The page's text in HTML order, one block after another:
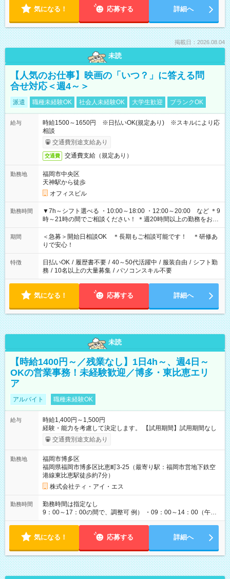
気になる！ 応募する 詳細へ
掲載日：2026.08.04
未読
【人気のお仕事】映画の「いつ？」に答える問
合せ対応＜週4～＞
派遣 職種未経験OK 社会人未経験OK 大学生歓迎 ブランクOK
給与
時給1500～1650円 ※日払いOK(規定あり) ※スキルにより応
相談
交通費別途支給あり
交通費 交通費支給（規定あり）
勤務地
福岡市中央区
天神駅から徒歩
オフィスビル
勤務時間
▼7h～シフト選べる ・10:00～18:00 ・12:00～20:00 など ＊9
時～21時の間でご相談ください！ ＊週20時間以上の勤務をお願
いします
期間
＜急募＞開始日相談OK ＊長期もご相談可能です！ ＊研修あ
りで安心！
特徴 日払いOK / 履歴書不要 / 40～50代活躍中 / 服装自由 / シフト勤
務 / 10名以上の大量募集 / パソコンスキル不要
気になる！ 応募する 詳細へ
未読
【時給1400円～／残業なし】1日4h～、週4日～
OKの営業事務！未経験歓迎／博多・東比恵エリ
ア
アルバイト 職種未経験OK
給与
時給1,400円～1,500円
経験・能力を考慮して決定します。 【試用期間】試用期間なし
交通費別途支給あり
勤務地
福岡市博多区
福岡県福岡市博多区比恵町3-25（最寄り駅：福岡市営地下鉄空
港線東比恵駅徒歩約7分）
株式会社ティ・アイ・エス
勤務時間
勤務時間は指定なし
9：00～17：00の間で、調整可 例） ・09：00～14：00（午後
からは家事に） ・10：00～16：00（朝はゆっくりスタート）
勤務で、ご希望に合わせて調整します。 ◎今週は子供の行事
気になる！ 応募する 詳細へ